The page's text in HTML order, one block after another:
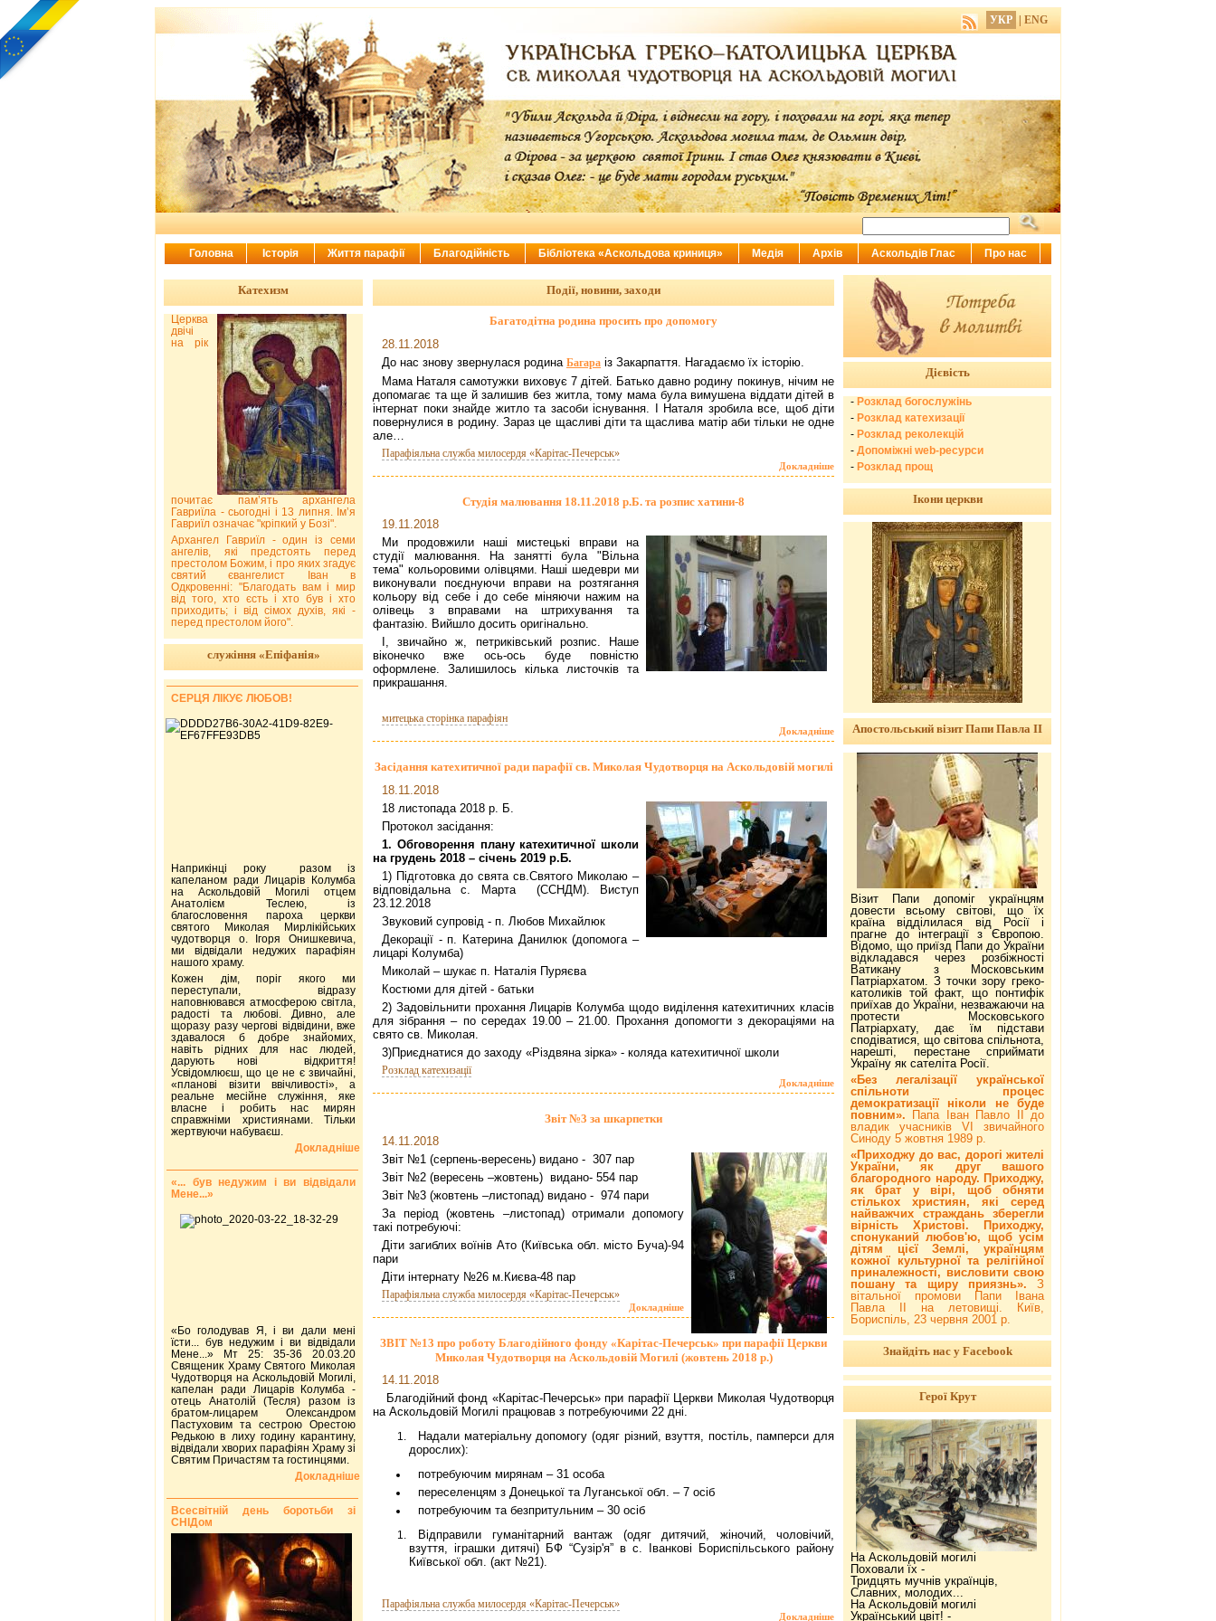
Події, новини, заходи
Багатодітна родина просить про допомогу
28.11.2018
До нас знову звернулася родина Багара із Закарпаття. Нагадаємо їх історію.
Мама Наталя самотужки виховує 7 дітей. Батько давно родину покинув, нічим не
допомагає та ще й залишив без житла, тому мама була вимушена віддати дітей в
інтернат поки знайде житло та засоби існування. І Наталя зробила все, щоб діти
повернулися в родину. Зараз це щасливі діти та щаслива матір аби тільки не одне
але…
Парафіяльна служба милосердя «Карітас-Печерськ»
Докладніше
Студія малювання 18.11.2018 р.Б. та розпис хатини-8
19.11.2018
Ми продовжили наші мистецькі вправи на
студії малювання. На занятті була "Вільна
тема" кольоровими олівцями. Наші шедеври ми
виконували поєднуючи вправи на розтягання
кольору від себе і до себе міняючи нажим на
олівець з вправами на штрихування та
фантазію. Вийшло досить оригінально.
І, звичайно ж, петриківський розпис. Наше
віконечко вже ось-ось буде повністю
оформлене. Залишилось кілька листочків та
прикрашання.
митецька сторінка парафіян
Докладніше
Засідання катехитичної ради парафії св. Миколая Чудотворця на Аскольдовій могилі
18.11.2018
18 листопада 2018 р. Б.
Протокол засідання:
1. Обговорення планукатехитичної школи
на грудень 2018 – січень 2019 р.Б.
1) Підготовка до свята св.Святого Миколаю –
відповідальна с. Марта (ССНДМ). Виступ
23.12.2018
Звуковий супровід - п. Любов Михайлюк
Декорації - п. Катерина Данилюк (допомога –
лицарі Колумба)
Миколай – шукає п. Наталія Пуряєва
Костюми для дітей - батьки
2) Задовільнити прохання Лицарів Колумба щодо виділення катехитичних класів
для зібрання – по середах 19.00 – 21.00. Прохання допомогти з декораціями на
свято св. Миколая.
3)Приєднатися до заходу «Різдвяна зірка» - коляда катехитичної школи
Розклад катехизації
Докладніше
Звіт №3 за шкарпетки
14.11.2018
Звіт №1 (серпень-вересень) видано - 307 пар
Звіт №2 (вересень –жовтень) видано- 554 пар
Звіт №3 (жовтень –листопад) видано - 974 пари
За період (жовтень –листопад) отримали допомогу
такі потребуючі:
Діти загиблих воїнів Ато (Київська обл. місто Буча)-94
пари
Діти інтернату №26 м.Києва-48 пар
Парафіяльна служба милосердя «Карітас-Печерськ»
Докладніше
ЗВІТ №13 про роботу Благодійного фонду «Карітас-Печерськ» при парафії Церкви
Миколая Чудотворця на Аскольдовій Могилі (жовтень 2018 р.)
14.11.2018
Благодійний фонд «Карітас-Печерськ» при парафії Церкви Миколая Чудотворця
на Аскольдовій Могилі працював з потребуючими 22 дні.
Надали матеріальну допомогу (одяг різний, взуття, постіль, памперси для
дорослих):
потребуючим мирянам – 31 особа
переселенцям з Донецької та Луганської обл. – 7 осіб
потребуючим та безпритульним – 30 осіб
Відправили гуманітарний вантаж (одяг дитячий, жіночий, чоловічий,
взуття, іграшки дитячі) БФ “Сузір'я” в с. Іванкові Бориспільського району
Київської обл. (акт №21).
Парафіяльна служба милосердя «Карітас-Печерськ»
Докладніше
Катехизм
Церква
двічі
на рік
почитає пам’ять архангела
Гавриїла - сьогодні і 13 липня. Ім’я
Гавриїл означає "кріпкий у Бозі".
Архангел Гавриїл - один із семи
ангелів, які предстоять перед
престолом Божим, і про яких згадує
святий євангелист Іван в
Одкровенні: "Благодать вам і мир
від того, хто єсть і хто був і хто
приходить; і від сімох духів, які -
перед престолом його".
служіння «Епіфанія»
СЕРЦЯ ЛІКУЄ ЛЮБОВ!
Наприкінці року разом із
капеланом ради Лицарів Колумба
на Аскольдовій Могилі отцем
Анатолієм Теслею, із
благословення пароха церкви
святого Миколая Мирлікійських
чудотворця о. Ігоря Онишкевича,
ми відвідали недужих парафіян
нашого храму.
Кожен дім, поріг якого ми
переступали, відразу
наповнювався атмосферою світла,
радості та любові. Дивно, але
щоразу разу чергові відвідини, вже
здавалося б добре знайомих,
навіть рідних для нас людей,
дарують нові відкриття!
Усвідомлюєш, що це не є звичайні,
«планові візити ввічливості», а
реальне месійне служіння, яке
власне і робить нас мирян
справжніми християнами. Тільки
жертвуючи набуваєш.
Докладніше
«... був недужим і ви відвідали
Мене...»
«Бо голодував Я, і ви дали мені
їсти... був недужим і ви відвідали
Мене...» Мт 25: 35-36 20.03.20
Священик Храму Святого Миколая
Чудотворця на Аскольдовій Могилі,
капелан ради Лицарів Колумба -
отець Анатолій (Тесля) разом із
братом-лицарем Олександром
Пастуховим та сестрою Орестою
Редькою в лиху годину карантину,
відвідали хворих парафіян Храму зі
Святим Причастям та гостинцями.
Докладніше
Всесвітній день боротьби зі
СНІДом
Дієвість
- Розклад богослужінь
- Розклад катехизації
- Розклад реколекцій
- Допоміжні web-ресурси
- Розклад прощ
Ікони церкви
Апостольський візит Папи Павла ІІ
Візит Папи допоміг українцям
довести всьому світові, що їх
країна відділилася від Росії і
прагне до інтеграції з Європою.
Відомо, що приїзд Папи до України
відкладався через розбіжності
Ватикану з Московським
Патріархатом. З точки зору греко-
католиків той факт, що понтифік
приїхав до України, незважаючи на
протести Московського
Патріархату, дає їм підстави
сподіватися, що світова спільнота,
нарешті, перестане сприймати
Україну як сателіта Росії.
«Без легалізації української
спільноти процес
демократизації ніколи не буде
повним».
Папа Іван Павло ІІ до
владик учасників VI звичайного
Синоду 5 жовтня 1989 р.
«Приходжу до вас, дорогі жителі
України, як друг вашого
благородного народу. Приходжу,
як брат у вірі, щоб обняти
стількох християн, які серед
найважчих страждань зберегли
вірність Христові. Приходжу,
спонуканий любов'ю, щоб усім
дітям цієї Землі, українцям
кожної культурної та релігійної
приналежності, висловити свою
пошану та щиру приязнь». З
вітальної промови Папи Івана
Павла ІІ на летовищі. Київ,
Бориспіль, 23 червня 2001 р.
Знайдіть нас у Facebook
Герої Крут
На Аскольдовій могилі
Поховали їх -
Тридцять мучнів українців,
Славних, молодих...
На Аскольдовій могилі
Український цвіт! -
УКР ENG
Головна Історія Життя парафії Благодійність Бібліотека «Аскольдова криниця» Медія Архів Аскольдів Глас Про нас